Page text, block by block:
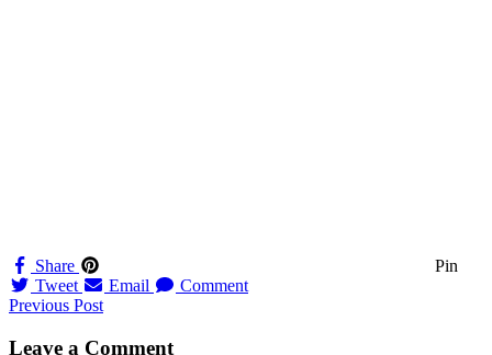
Share
Pin
Tweet
Email Comment
Navigation
til
Previous Post
Leave a Comment